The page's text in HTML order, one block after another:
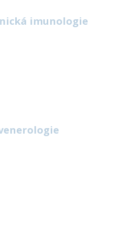
imunologie